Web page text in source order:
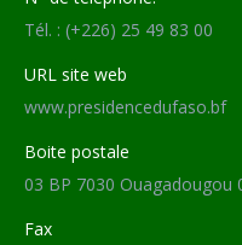
Tél. : (+226) 25 49 83 00
URL site web
www.presidencedufaso.bf
Boite postale
03 BP 7030 Ouagadougou
Fax